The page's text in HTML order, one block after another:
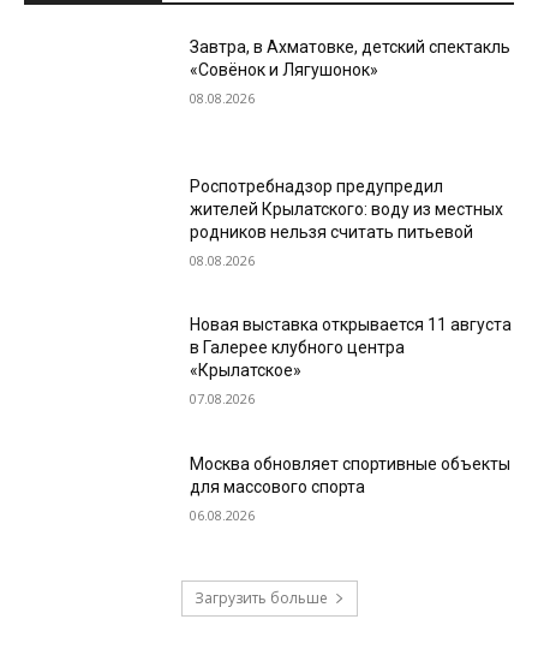
Завтра, в Ахматовке, детский спектакль
«Совёнок и Лягушонок»
08.08.2026
Роспотребнадзор предупредил
жителей Крылатского: воду из местных
родников нельзя считать питьевой
08.08.2026
Новая выставка открывается 11 августа
в Галерее клубного центра
«Крылатское»
07.08.2026
Москва обновляет спортивные объекты
для массового спорта
06.08.2026
Загрузить больше